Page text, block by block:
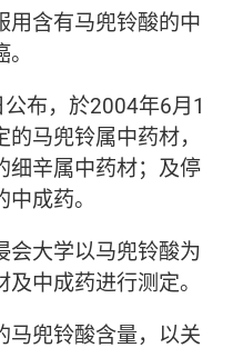
用含有马兜铃酸的中
布，於2004年6月1
马兜铃属中药材，
细辛属中药材；及停
成药。
会大学以马兜铃酸为
中成药进行测定。
马兜铃酸含量，以关